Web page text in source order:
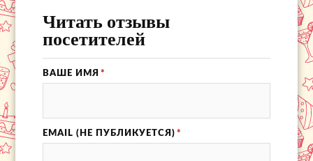
Читать отзывы
посетителей
ВАШЕ ИМЯ *
EMAIL (НЕ ПУБЛИКУЕТСЯ) *